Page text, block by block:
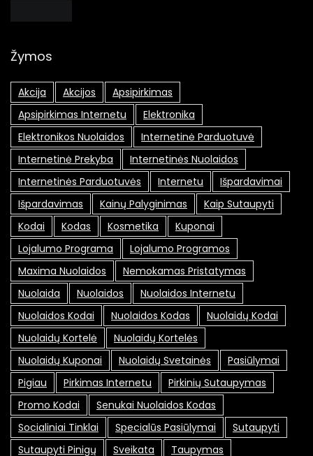
Žymos
Akcija Akcijos
Apsipirkimas
Apsipirkimas Internetu
Elektronika
Elektronikos Nuolaidos
Internetinė Parduotuvė
Internetinė Prekyba
Internetinės Nuolaidos
Internetinės Parduotuvės
Internetu
Išpardavimai
Išpardavimas
Kainų Palyginimas
Kaip Sutaupyti
Kodai
Kodas Kosmetika
Kuponai
Lojalumo Programa
Lojalumo Programos
Maxima Nuolaidos
Nemokamas Pristatymas
Nuolaida
Nuolaidos
Nuolaidos Internetu
Nuolaidos Kodai
Nuolaidos Kodas
Nuolaidų Kodai
Nuolaidų Kortelė
Nuolaidų Kortelės
Nuolaidų Kuponai
Nuolaidų Svetainės
Pasiūlymai
Pigiau
Pirkimas Internetu
Pirkinių Sutaupymas
Promo Kodai
Senukai Nuolaidos Kodas
Socialiniai Tinklai
Specialūs Pasiūlymai
Sutaupyti
Sutaupyti Pinigų
Sveikata Taupymas